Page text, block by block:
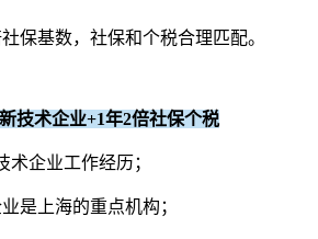
保基数，社保和个税合理匹配。
技术企业+1年2倍社保个税
术企业工作经历；
是上海的重点机构；